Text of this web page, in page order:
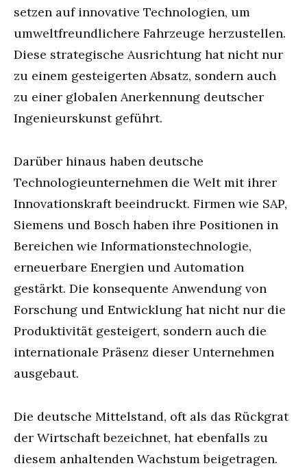
setzen auf innovative Technologien, um
umweltfreundlichere Fahrzeuge herzustellen.
Diese strategische Ausrichtung hat nicht nur
zu einem gesteigerten Absatz, sondern auch
zu einer globalen Anerkennung deutscher
Ingenieurskunst geführt.
Darüber hinaus haben deutsche
Technologieunternehmen die Welt mit ihrer
Innovationskraft beeindruckt. Firmen wie SAP,
Siemens und Bosch haben ihre Positionen in
Bereichen wie Informationstechnologie,
erneuerbare Energien und Automation
gestärkt. Die konsequente Anwendung von
Forschung und Entwicklung hat nicht nur die
Produktivität gesteigert, sondern auch die
internationale Präsenz dieser Unternehmen
ausgebaut.
Die deutsche Mittelstand, oft als das Rückgrat
der Wirtschaft bezeichnet, hat ebenfalls zu
diesem anhaltenden Wachstum beigetragen.